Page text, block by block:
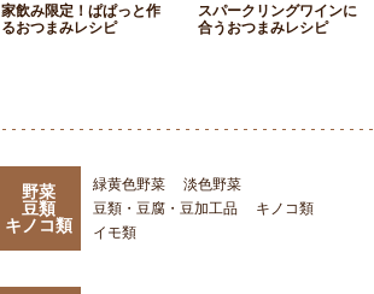
家飲み限定！ぱぱっと作
るおつまみレシピ
スパークリングワインに
合うおつまみレシピ
野菜
豆類
キノコ類
緑黄色野菜
淡色野菜
豆類・豆腐・豆加工品
キノコ類
イモ類